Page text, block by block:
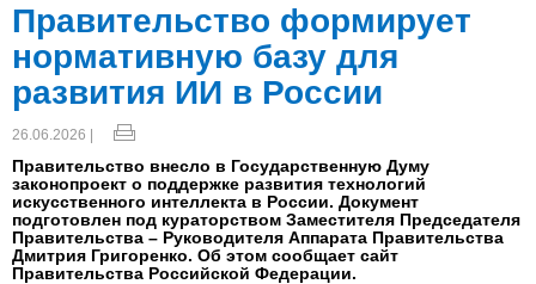
Правительство формирует
нормативную базу для
развития ИИ в России
26.06.2026 |
Правительство внесло в Государственную Думу
законопроект о поддержке развития технологий
искусственного интеллекта в России. Документ
подготовлен под кураторством Заместителя Председателя
Правительства – Руководителя Аппарата Правительства
Дмитрия Григоренко. Об этом сообщает сайт
Правительства Российской Федерации.